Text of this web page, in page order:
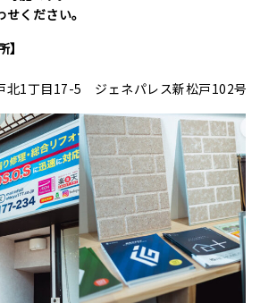
ください。
】
北1丁目17-5 ジェネパレス新松戸102号